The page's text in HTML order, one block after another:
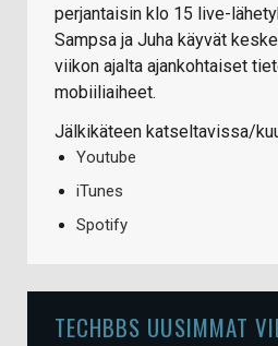
perjantaisin klo 15 live-
Sampsa ja Juha käyvät
viikon ajalta ajankohtaiset
mobiiliaiheet.
Jälkikäteen katseltavissa/
Youtube
iTunes
Spotify
TECHBBS UUSIMMAT